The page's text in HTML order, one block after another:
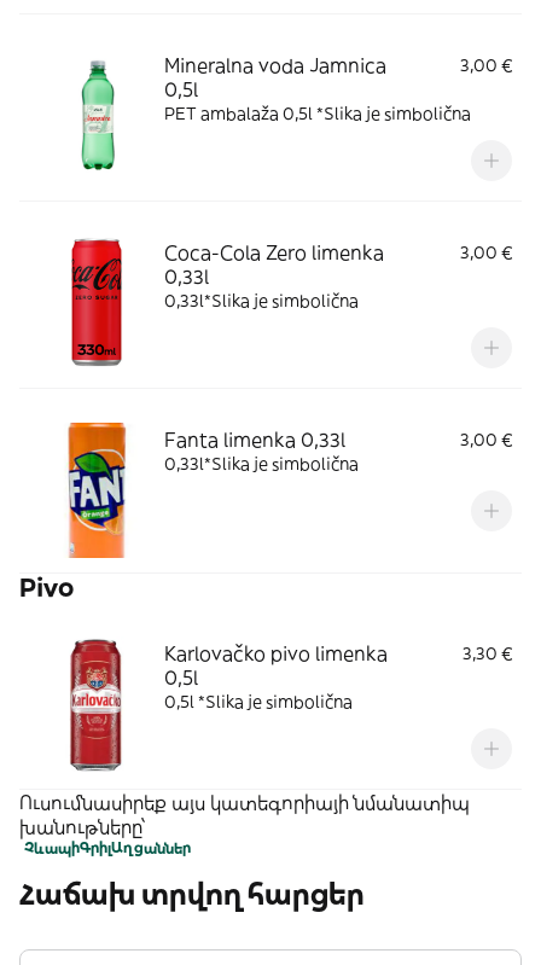
Mineralna voda Jamnica
0,5l
3,00 €
PET ambalaža 0,5l *Slika je simbolična
Coca-Cola Zero limenka
0,33l
3,00 €
0,33l*Slika je simbolična
Fanta limenka 0,33l
3,00 €
0,33l*Slika je simbolična
Pivo
Karlovačko pivo limenka
0,5l
3,30 €
0,5l *Slika je simbolična
Ուսումնասիրեք այս կատեգորիայի նմանատիպ
խանութները՝
ՉևապիԳրիլԱղցաններ
Հաճախ տրվող հարցեր